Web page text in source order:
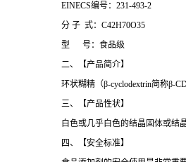
EINECS编号：231-493-2
分 子 式：C42H70O35
型 号：食品级
二、【产品简介】
环状糊精（β-cyclodextrin简称β-
三、【产品性状】
白色或几乎白色的结晶固体或结
四、【安全标准】